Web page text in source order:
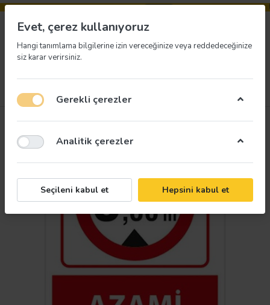
Evet, çerez kullanıyoruz
Hangi tanımlama bilgilerine izin vereceğinize veya reddedeceğinize
siz karar verirsiniz.
Gerekli çerezler
Analitik çerezler
Seçileni kabul et Hepsini kabul et